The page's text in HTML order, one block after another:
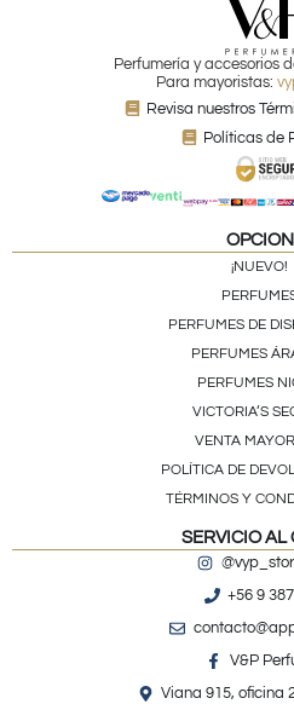
Perfumería y accesorios
Para mayoristas:
Revisa nuestros
Políticas de
¡NUEVO!
PERFUMES DE
PERFUMES
PERFUMES
VICTORIA’S
VENTA
POLÍTICA DE
TÉRMINOS Y
SERVICIO AL
+56 9
V&P
Viana 915, oficina